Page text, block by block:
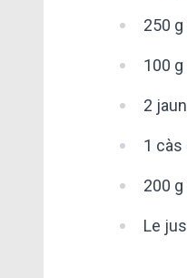
250
100
2
1 càs
200
Le